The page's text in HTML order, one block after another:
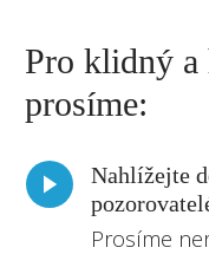
Pro klidný a
prosíme:
Nahlížejte
Prosíme